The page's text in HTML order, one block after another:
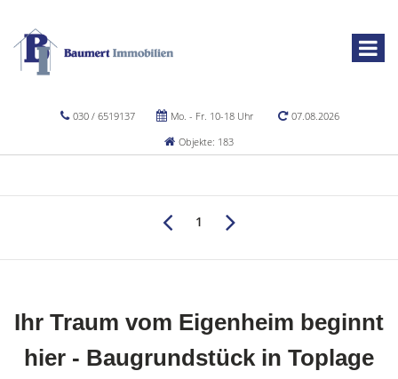
030 / 6519137 Mo. - Fr. 10-18 Uhr
07.08.2026
Objekte: 183
1
Ihr Traum vom Eigenheim beginnt
hier - Baugrundstück in Toplage